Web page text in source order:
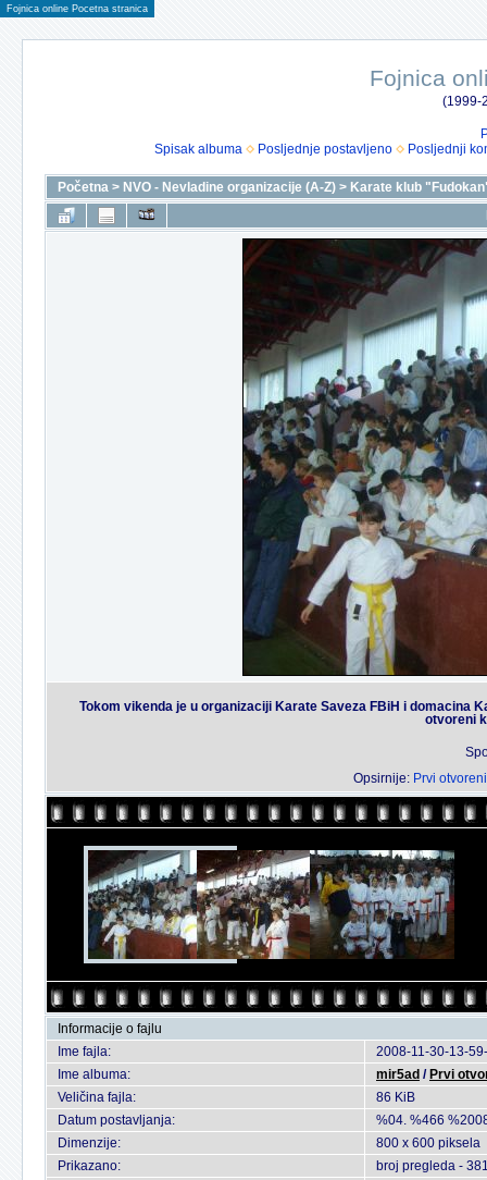
Fojnica online Pocetna stranica
Fojnica
(1999-
Spisak albuma
Posljednje postavljeno Posljednji
Početna > NVO - Nevladine organizacije (A-Z) > Karate klub
Tokom vikenda je u organizaciji Karate Saveza FBiH i domacina
otvoreni
Opsirnije: Prvi
Informacije o fajlu
Ime fajla:
2008-11-30-13-
Ime albuma:
mir5ad / Prvi
Veličina fajla:
86 KiB
Datum postavljanja:
%04. %466
Dimenzije:
800 x 600 piksela
Prikazano:
broj pregleda -